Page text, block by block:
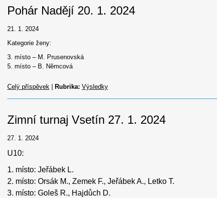
Pohár Nadějí 20. 1. 2024
21. 1. 2024
Kategorie ženy:
3. místo – M. Prusenovská
5. místo – B. Němcová
Celý příspěvek Rubrika: Výsledky
Zimní turnaj Vsetín 27. 1. 2024
27. 1. 2024
U10:
1. místo: Jeřábek L.
2. místo: Orsák M., Zemek F., Jeřábek A., Letko T.
3. místo: Goleš R., Hajdůch D.